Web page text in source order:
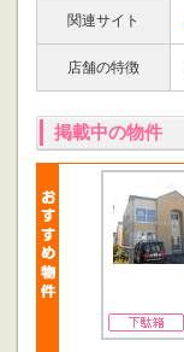
関連サイト
店舗の特徴
掲載中の物件